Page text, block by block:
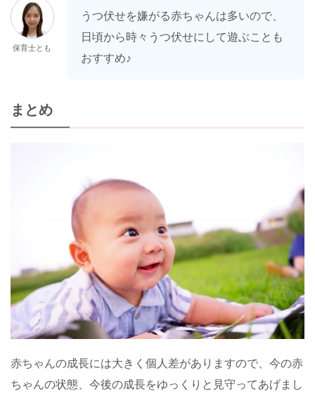
保育士とも
うつ伏せを嫌がる赤ちゃんは多いので、
日頃から時々うつ伏せにして遊ぶことも
おすすめ♪
まとめ
赤ちゃんの成長には大きく個人差がありますので、今の赤
ちゃんの状態、今後の成長をゆっくりと見守ってあげまし